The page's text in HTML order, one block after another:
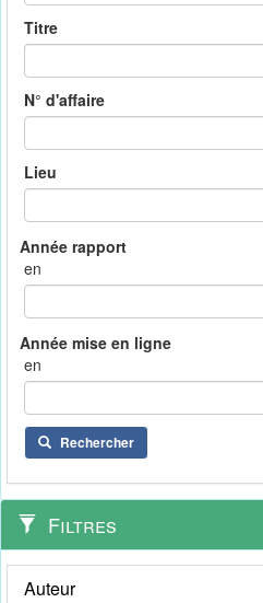
Titre
N° d'affaire
Lieu
en
en
Rechercher
Filtres
Auteur